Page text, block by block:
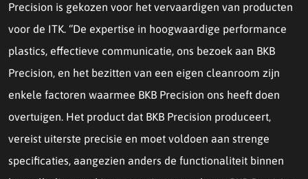
Precision is gekozen voor het vervaardigen van producten
voor de ITK. ‘’De expertise in hoogwaardige performance
plastics, effectieve communicatie, ons bezoek aan BKB
Precision, en het bezitten van een eigen cleanroom zijn
enkele factoren waarmee BKB Precision ons heeft doen
overtuigen. Het product dat BKB Precision produceert,
vereist uiterste precisie en moet voldoen aan strenge
specificaties, aangezien anders de functionaliteit binnen